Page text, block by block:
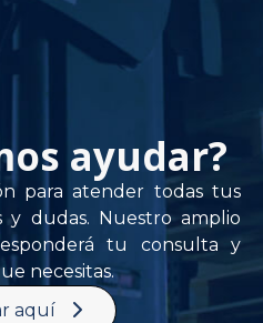
ayudar?
para atender todas tus
y dudas. Nuestro amplio
tu consulta y
necesitas.
aquí